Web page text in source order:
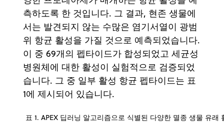
측하도록 한 것입니다. 그 결과, 현존 생물에
서는 발견되지 않는 수많은 염기서열이 광범
위 항균 활성을 가질 것으로 예측되었습니다.
이 중 69개의 펩타이드가 합성되었고 세균성
병원체에 대한 활성이 실험적으로 검증되었
습니다. 그 중 일부 활성 항균 펩타이드는 표
1에 제시되어 있습니다.
표 1. APEX 딥러닝 알고리즘으로 식별된 다양한 멸종 생물 유래